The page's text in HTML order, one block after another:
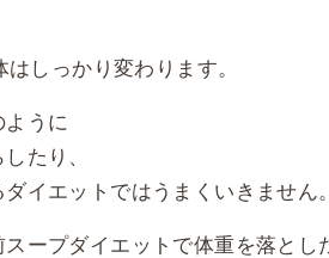
しっかり変わります。
ように
たり、
イエットではうまくいきません。
ープダイエットで体重を落とし